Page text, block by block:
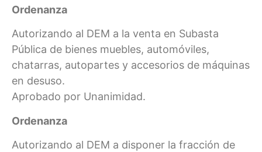
Ordenanza
Autorizando al DEM a la venta en Subasta
Pública de bienes muebles, automóviles,
chatarras, autopartes y accesorios de máquinas
en desuso.
Aprobado por Unanimidad.
Ordenanza
Autorizando al DEM a disponer la fracción de